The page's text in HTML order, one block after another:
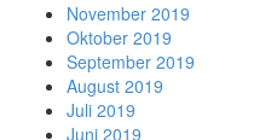
November 2019
Oktober 2019
September 2019
August 2019
Juli 2019
Juni 2019